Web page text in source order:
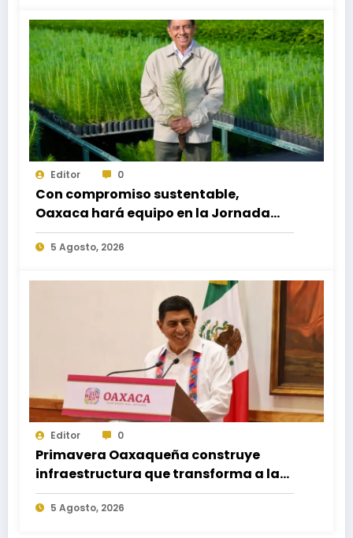
Editor 0
Con compromiso sustentable,
Oaxaca hará equipo en la Jornada
Nacional de Reforestación 2026
5 Agosto, 2026
Editor 0
Primavera Oaxaqueña construye
infraestructura que transforma a las
familias del estado
5 Agosto, 2026